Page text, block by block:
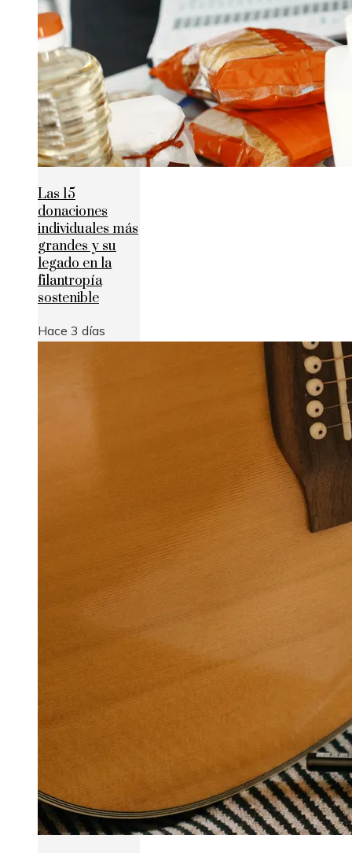
Las 15
donaciones
individuales más
grandes y su
legado en la
filantropía
sostenible
Hace 3 días